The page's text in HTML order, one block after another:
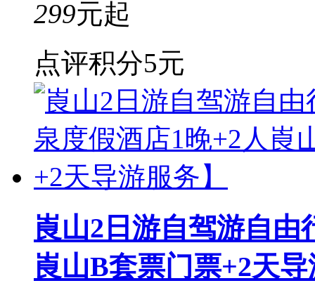
299元起
点评积分5元
崀山2日游自驾游自由
崀山B套票门票+2天